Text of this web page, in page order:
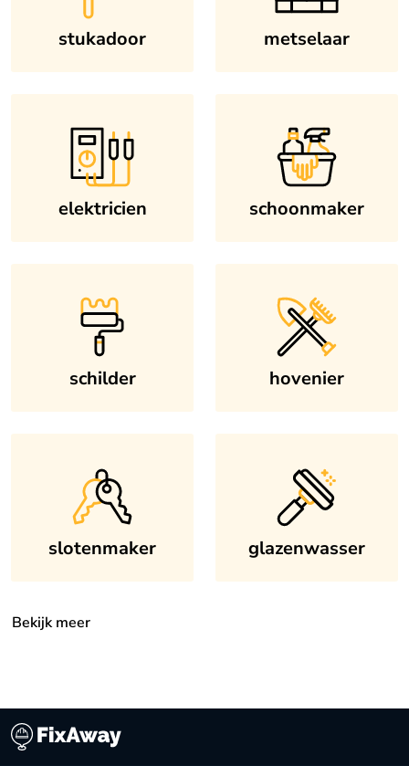
stukadoor metselaar
elektricien schoonmaker
schilder hovenier
slotenmaker glazenwasser
Bekijk meer